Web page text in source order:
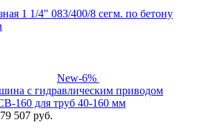
1 1/4" 083/400/8 сегм. по бетону
New-6%
с гидравлическим приводом
160 для труб 40-160 мм
507 руб.